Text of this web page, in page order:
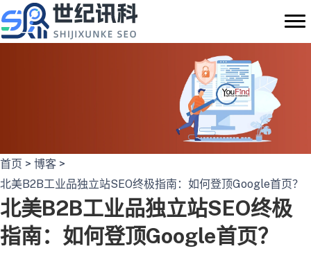
至
内
首页 > 博客 >
北美B2B工业品独立站SEO终极指南：如何登顶Google首页？
北美B2B工业品独立站SEO终极
指南：如何登顶Google首页？